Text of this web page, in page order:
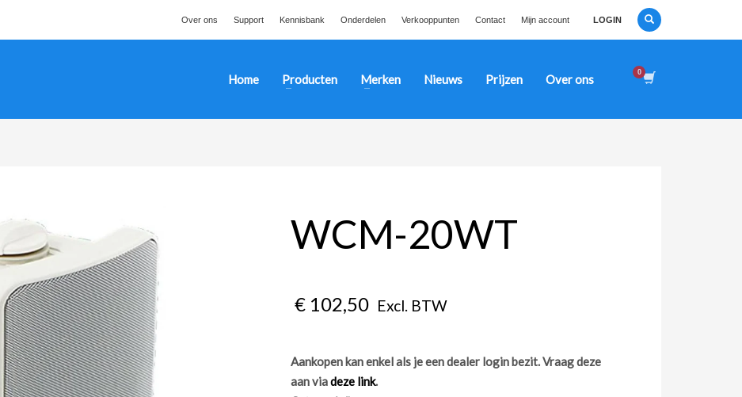
Over ons Support Kennisbank Onderdelen Verkooppunten Contact Mijn account LOGIN
Home Producten Merken Nieuws Prijzen Over ons
WCM-20WT
€102,50 Excl. BTW
Aankopen kan enkel als je een dealer login bezit. Vraag deze
aan viadeze link.